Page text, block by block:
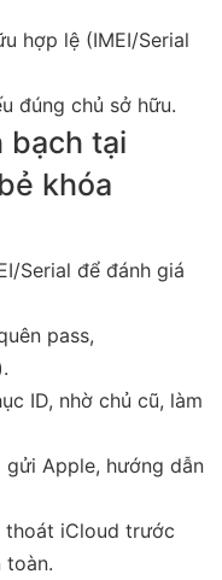
hợp lệ (IMEI/Serial
đúng chủ sở hữu.
bạch tại
khóa
Serial để đánh giá
pass,
ID, nhờ chủ cũ, làm
Apple, hướng dẫn
thoát iCloud trước
toàn.